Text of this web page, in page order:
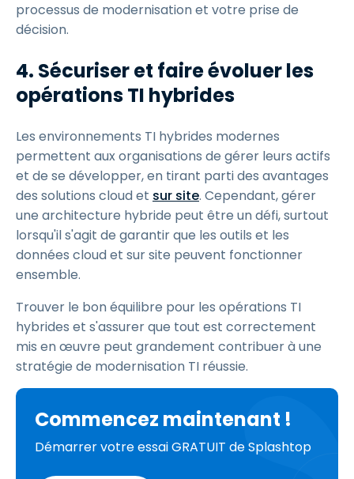
processus de modernisation et votre prise de
décision.
4. Sécuriser et faire évoluer les
opérations TI hybrides
Les environnements TI hybrides modernes
permettent aux organisations de gérer leurs actifs
et de se développer, en tirant parti des avantages
des solutions cloud et sur site. Cependant, gérer
une architecture hybride peut être un défi, surtout
lorsqu'il s'agit de garantir que les outils et les
données cloud et sur site peuvent fonctionner
ensemble.
Trouver le bon équilibre pour les opérations TI
hybrides et s'assurer que tout est correctement
mis en œuvre peut grandement contribuer à une
stratégie de modernisation TI réussie.
Commencez maintenant !
Démarrer votre essai GRATUIT de Splashtop